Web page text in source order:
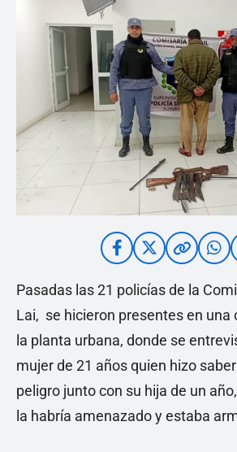
Pasadas las 21 policías de la
Lai, se hicieron presentes en una
la planta urbana, donde se
mujer de 21 años quien hizo
peligro junto con su hija de un
la habría amenazado y estaba